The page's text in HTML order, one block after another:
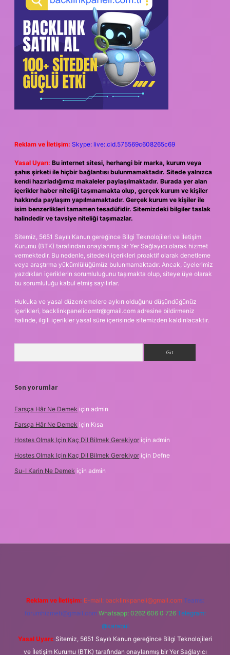
Reklam ve İletişim: Skype: live:.cid.575569c608265c69
Yasal Uyarı: Bu internet sitesi, herhangi bir marka, kurum veya
şahıs şirketi ile hiçbir bağlantısı bulunmamaktadır. Sitede yalnızca
kendi hazırladığımız makaleler paylaşılmaktadır. Burada yer alan
içerikler haber niteliği taşımamakta olup, gerçek kurum ve kişiler
hakkında paylaşım yapılmamaktadır. Gerçek kurum ve kişiler ile
isim benzerlikleri tamamen tesadüfidir. Sitemizdeki bilgiler taslak
halindedir ve tavsiye niteliği taşımazlar.
Sitemiz, 5651 Sayılı Kanun gereğince Bilgi Teknolojileri ve İletişim
Kurumu (BTK) tarafından onaylanmış bir Yer Sağlayıcı olarak hizmet
vermektedir. Bu nedenle, sitedeki içerikleri proaktif olarak denetleme
veya araştırma yükümlülüğümüz bulunmamaktadır. Ancak, üyelerimiz
yazdıkları içeriklerin sorumluluğunu taşımakta olup, siteye üye olarak
bu sorumluluğu kabul etmiş sayılırlar.
Hukuka ve yasal düzenlemelere aykırı olduğunu düşündüğünüz
içerikleri, backlinkpanelicomtr@gmail.com adresine bildirmeniz
halinde, ilgili içerikler yasal süre içerisinde sitemizden kaldırılacaktır.
Son yorumlar
Farsça Hâr Ne Demek için admin
Farsça Hâr Ne Demek için Kısa
Hostes Olmak Için Kaç Dil Bilmek Gerekiyor için admin
Hostes Olmak Için Kaç Dil Bilmek Gerekiyor için Defne
Su-I Karin Ne Demek için admin
Reklam ve İletişim: E-mail: backlinkpaneli@gmail.com Teams:
forumhizmeti@gmail.com Whatsapp: 0262 606 0 726 Telegram:
@karabul
Yasal Uyarı: Sitemiz, 5651 Sayılı Kanun gereğince Bilgi Teknolojileri
ve İletişim Kurumu (BTK) tarafından onaylanmış bir Yer Sağlayıcı